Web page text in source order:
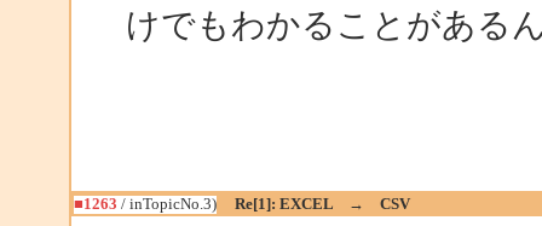
けでもわかることがある
■1263 / inTopicNo.3) Re[1]: EXCEL → CSV